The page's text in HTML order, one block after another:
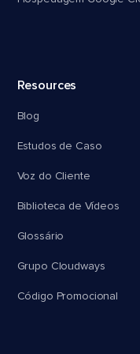
Resources
Blog
Estudos de Caso
Voz do Cliente
Biblioteca de Vídeos
Glossário
Grupo Cloudways
Código Promocional